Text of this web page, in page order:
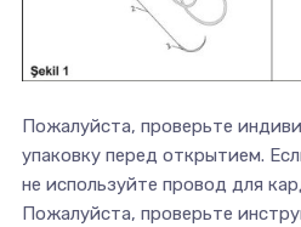
Пожалуйста, проверьте
упаковку перед открытием.
не используйте провод для
Пожалуйста, проверьте